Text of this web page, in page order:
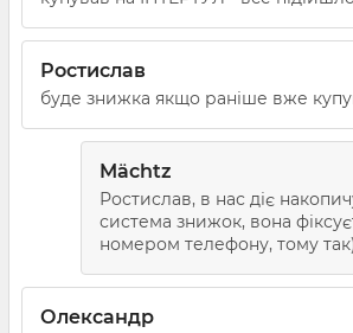
Ростислав
буде знижка якщо раніше вже
Mächtz
Ростислав, в нас діє
система знижок, вона
номером телефону, тому так)
Олександр